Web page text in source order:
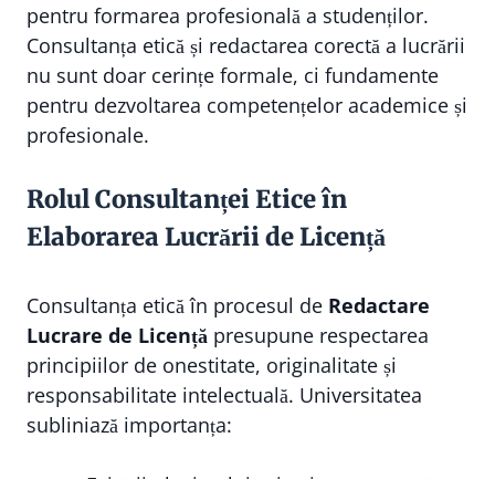
pentru formarea profesională a studenților.
Consultanța etică și redactarea corectă a lucrării
nu sunt doar cerințe formale, ci fundamente
pentru dezvoltarea competențelor academice și
profesionale.
Rolul Consultanței Etice în
Elaborarea Lucrării de Licență
Consultanța etică în procesul de Redactare
Lucrare de Licență presupune respectarea
principiilor de onestitate, originalitate și
responsabilitate intelectuală. Universitatea
subliniază importanța: